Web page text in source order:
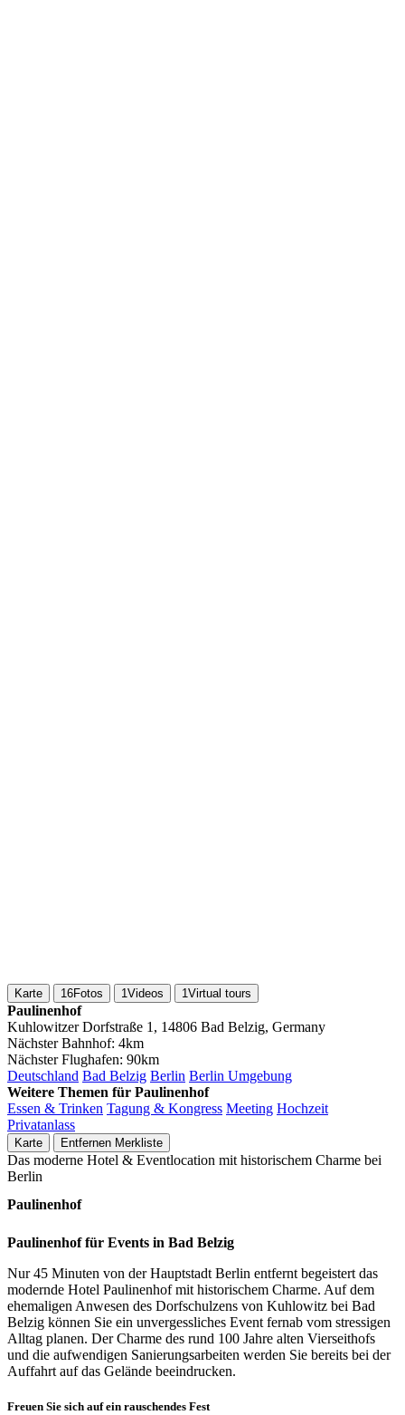
Karte 16Fotos 1Videos 1Virtual tours
Paulinenhof
Kuhlowitzer Dorfstraße 1, 14806 Bad Belzig, Germany
Nächster Bahnhof: 4km
Nächster Flughafen: 90km
Deutschland Bad Belzig Berlin Berlin Umgebung
Weitere Themen für Paulinenhof
Essen & Trinken Tagung & Kongress Meeting Hochzeit
Privatanlass
Karte Entfernen Merkliste
Das moderne Hotel & Eventlocation mit historischem Charme bei
Berlin
Paulinenhof
Paulinenhof für Events in Bad Belzig
Nur 45 Minuten von der Hauptstadt Berlin entfernt begeistert das
modernde Hotel Paulinenhof mit historischem Charme. Auf dem
ehemaligen Anwesen des Dorfschulzens von Kuhlowitz bei Bad
Belzig können Sie ein unvergessliches Event fernab vom stressigen
Alltag planen. Der Charme des rund 100 Jahre alten Vierseithofs
und die aufwendigen Sanierungsarbeiten werden Sie bereits bei der
Auffahrt auf das Gelände beeindrucken.
Freuen Sie sich auf ein rauschendes Fest